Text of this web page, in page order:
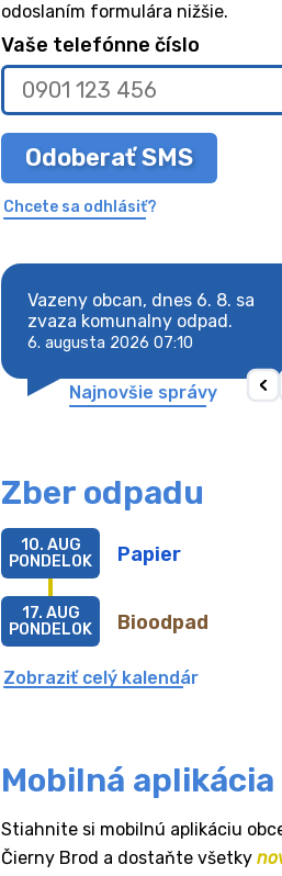
odoslaním formulára nižšie.
Vaše telefónne číslo
Odoberať SMS
Chcete sa odhlásiť?
Vazeny obcan, dnes 6. 8. sa
zvaza komunalny odpad.
6. augusta 2026 07:10
Najnovšie správy
Zber odpadu
Papier
10. AUG
PONDELOK
Bioodpad
17. AUG
PONDELOK
Zobraziť celý kalendár
Mobilná aplikácia
Stiahnite si mobilnú aplikáciu
Čierny Brod a dostaňte všetky